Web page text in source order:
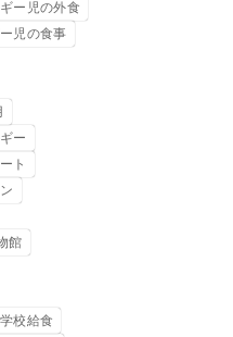
ー児の外食
児の食事
ー
ト
館
学校給食